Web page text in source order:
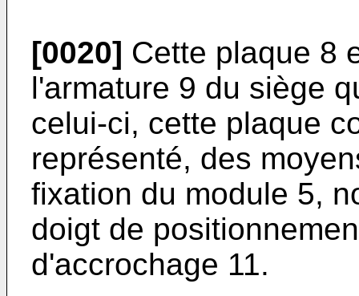
[0020] Cette plaque 8
l'armature 9 du siège
celui-ci, cette plaque
représenté, des
fixation du module 5,
doigt de
d'accrochage 11.